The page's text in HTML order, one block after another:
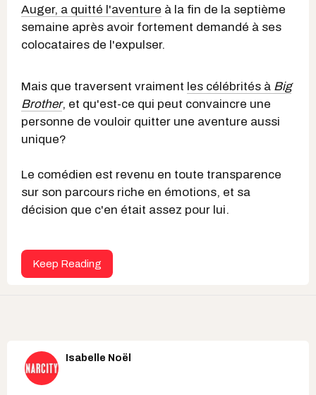
Auger, a quitté l'aventure à la fin de la septième
semaine après avoir fortement demandé à ses
colocataires de l'expulser.
Mais que traversent vraiment les célébrités à Big
Brother, et qu'est-ce qui peut convaincre une
personne de vouloir quitter une aventure aussi
unique?
Le comédien est revenu en toute transparence
sur son parcours riche en émotions, et sa
décision que c'en était assez pour lui.
Keep Reading
Isabelle Noël